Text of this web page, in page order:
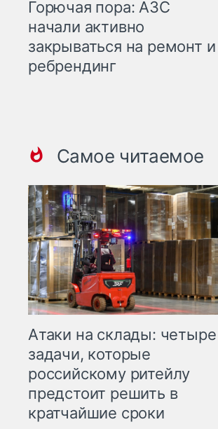
Горючая пора: АЗС
начали активно
закрываться на ремонт и
ребрендинг
Самое читаемое
Атаки на склады: четыре
задачи, которые
российскому ритейлу
предстоит решить в
кратчайшие сроки